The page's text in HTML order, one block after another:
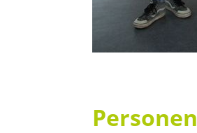
Personen